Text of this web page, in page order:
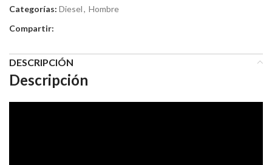
Categorías: Diesel, Hombre
Compartir:
DESCRIPCIÓN
Descripción